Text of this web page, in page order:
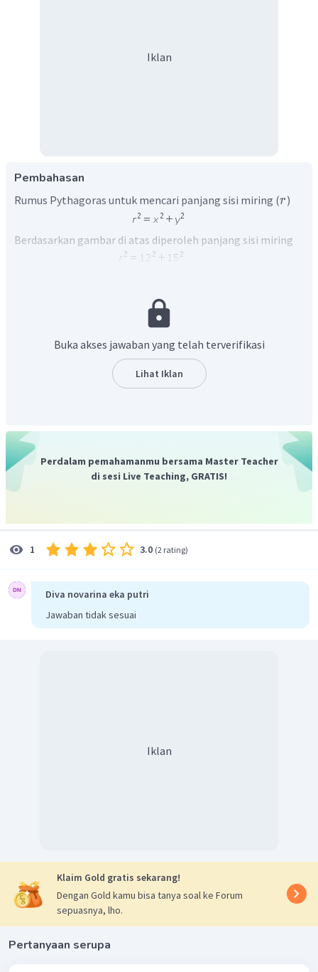
Iklan
Pembahasan
Rumus Pythagoras untuk mencari panjang sisi miring (r)
Berdasarkan gambar di atas diperoleh panjang sisi miring
Jadi, panjang sisi yang belum diketahui adalah
Buka akses jawaban yang telah terverifikasi
Lihat Iklan
Perdalam pemahamanmu bersama Master Teacher
di sesi Live Teaching, GRATIS!
1 3.0 (2 rating)
Diva novarina eka putri
Jawaban tidak sesuai
Iklan
Klaim Gold gratis sekarang!
Dengan Gold kamu bisa tanya soal ke Forum
sepuasnya, lho.
Pertanyaan serupa